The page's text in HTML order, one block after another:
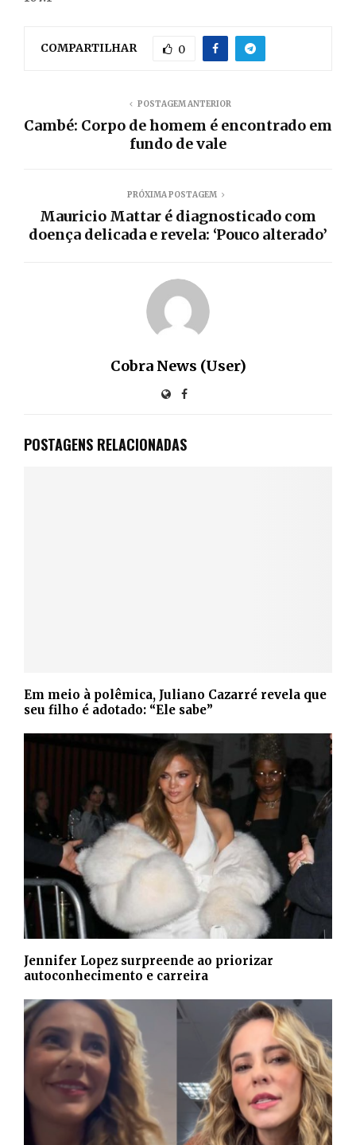
COMPARTILHAR 0
POSTAGEM ANTERIOR
Cambé: Corpo de homem é encontrado em
fundo de vale
PRÓXIMA POSTAGEM
Mauricio Mattar é diagnosticado com
doença delicada e revela: ‘Pouco alterado’
Cobra News (User)
POSTAGENS RELACIONADAS
Em meio à polêmica, Juliano Cazarré revela que
seu filho é adotado: “Ele sabe”
Jennifer Lopez surpreende ao priorizar
autoconhecimento e carreira